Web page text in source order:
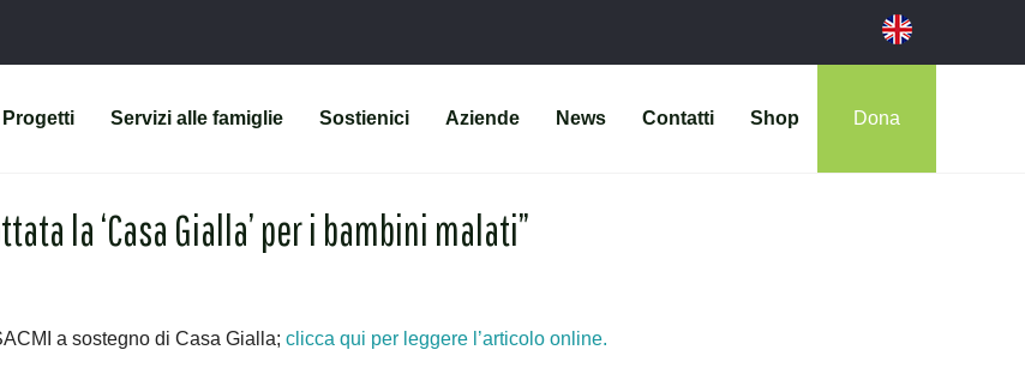
Progetti Servizi alle famiglie Sostienici Aziende News Contatti Shop Dona
la ‘Casa Gialla’ per i bambini malati”
a sostegno di Casa Gialla; clicca qui per leggere l’articolo online.